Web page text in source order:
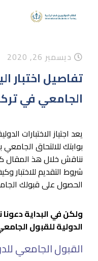
ديسمبر 26, 2020
تفاصيل اختبار
الجامعي في
يعد اجتياز الاختبارات
بوابتك للالتحاق
شروط التقديم للاختبار
الحصول على قبولك
ولكن في البداية
الدولية للقبول
القبول الجامعي